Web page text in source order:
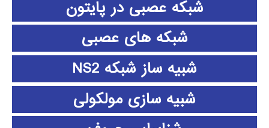
شبکه عصبی در پایتون
شبکه های عصبی
شبیه ساز شبکه NS2
شبیه سازی مولکولی